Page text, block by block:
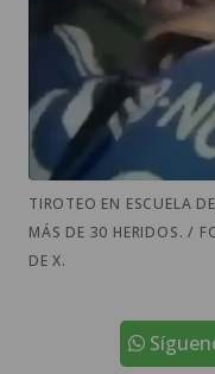
TIROTEO EN ESCUELA
MÁS DE 30 HERIDOS. /
DE X.